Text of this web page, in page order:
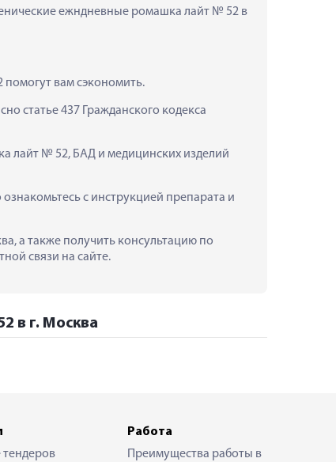
ежндневные ромашка лайт № 52 в
вам сэкономить.
статье 437 Гражданского кодекса
лайт № 52, БАД и медицинских изделий
с инструкцией препарата и
а также получить консультацию по
связи на сайте.
в г. Москва
тендеров
Работа
Преимущества работы в